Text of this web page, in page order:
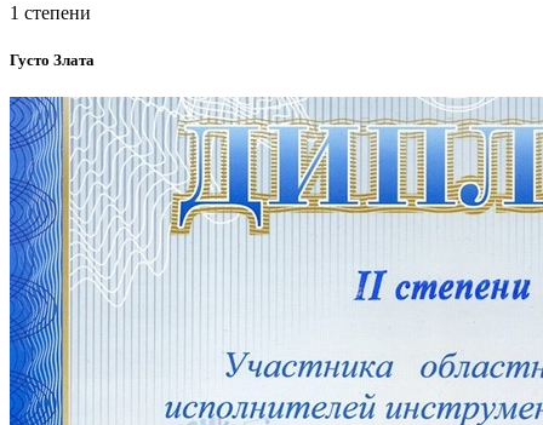
1 степени
Густо Злата